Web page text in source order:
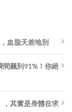
血脂天差地別
間飆到91%！你絕
，其實是身體在求